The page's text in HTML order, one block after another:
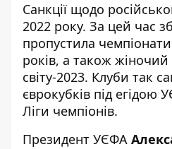
Санкції щодо
2022 року. За цей час
пропустила чемпіонати
років, а також жіночий
світу-2023. Клуби так
єврокубків під егідою
Ліги чемпіонів.
Президент УЄФА